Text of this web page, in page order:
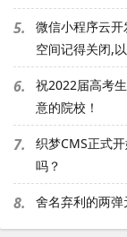
5.
微信小程序云
空间记得关闭,
6.
祝2022届高考
意的院校！
7.
织梦CMS正式
吗？
8. 舍名弃利的两